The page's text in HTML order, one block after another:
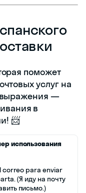
поможет
услуг на
выражения —
в
📨
использования
correo para enviar
(Я иду на почту
письмо.)